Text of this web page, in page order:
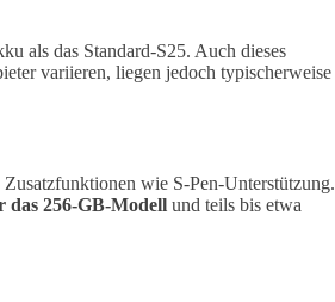
als das Standard-S25. Auch dieses
variieren, liegen jedoch typischerweise
wie S-Pen-Unterstützung.
das 256-GB-Modell und teils bis etwa